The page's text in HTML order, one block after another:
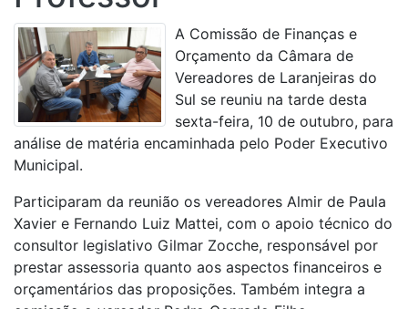
A Comissão de Finanças e
Orçamento da Câmara de
Vereadores de Laranjeiras do
Sul se reuniu na tarde desta
sexta-feira, 10 de outubro, para
análise de matéria encaminhada pelo Poder Executivo
Municipal.
Participaram da reunião os vereadores Almir de Paula
Xavier e Fernando Luiz Mattei, com o apoio técnico do
consultor legislativo Gilmar Zocche, responsável por
prestar assessoria quanto aos aspectos financeiros e
orçamentários das proposições. Também integra a